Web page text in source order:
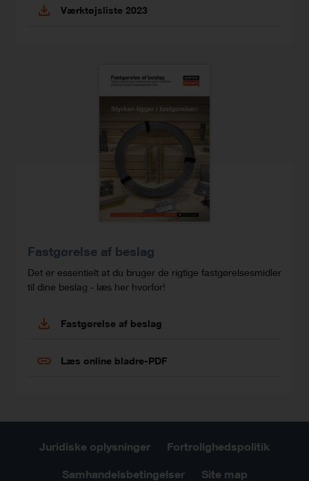
Værktøjsliste 2023
Fastgørelse af beslag
Det er essentielt at du bruger de rigtige fastgørelsesmidler
til dine beslag - læs her hvorfor!
Fastgørelse af beslag
Læs online bladre-PDF
Juridiske oplysninger Fortrolighedspolitik
Samhandelsbetingelser Site map